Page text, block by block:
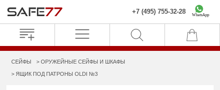
+7 (495) 755-32-28 WhatsApp
СЕЙФЫ ОРУЖЕЙНЫЕ СЕЙФЫ И ШКАФЫ
ЯЩИК ПОД ПАТРОНЫ OLDI №3